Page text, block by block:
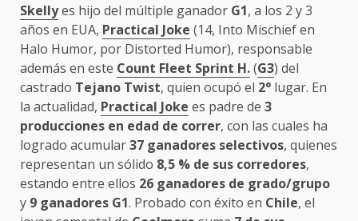
Skellyes hijo del múltiple ganador G1, a los 2 y 3
años en EUA, Practical Joke (14, Into Mischief en
Halo Humor, por Distorted Humor), responsable
además en este Count Fleet Sprint H.(G3) del
castrado Tejano Twist, quien ocupó el 2° lugar. En
la actualidad, Practical Joke es padre de 3
producciones en edad de correr, con las cuales ha
logrado acumular37 ganadores selectivos, quienes
representan un sólido 8,5 % de sus corredores,
estando entre ellos 26 ganadores de grado/grupo
y 9 ganadores G1. Probado con éxito en Chile, el